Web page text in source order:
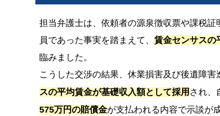
担当弁護士は、依頼者の源泉徴収票や課税
員であった事実を踏まえて、 賃金センサスの
臨みました。
こうした交渉の結果、休業損害及び後遺障害
スの平均賃金が基礎収入額として採用 され、
575万円の賠償金が支払われる内容で示談が